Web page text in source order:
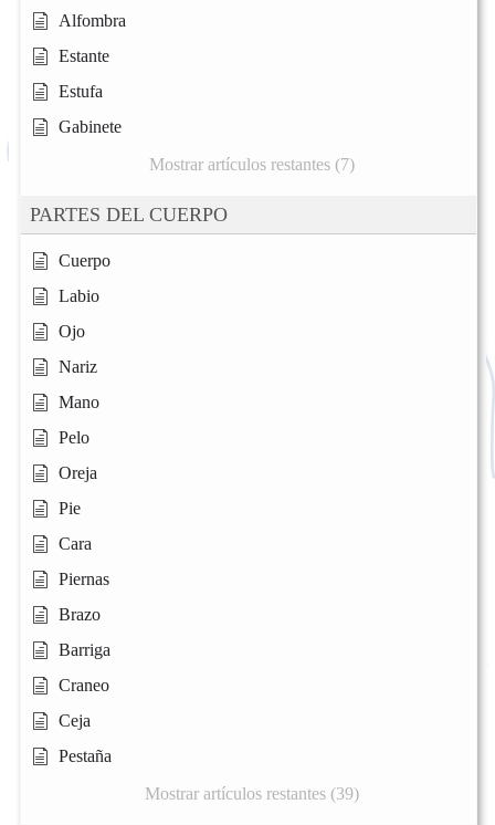
Alfombra
Estante
Estufa
Gabinete
Mostrar artículos restantes (7)
PARTES DEL CUERPO
Cuerpo
Labio
Ojo
Nariz
Mano
Pelo
Oreja
Pie
Cara
Piernas
Brazo
Barriga
Craneo
Ceja
Pestaña
Mostrar artículos restantes (39)